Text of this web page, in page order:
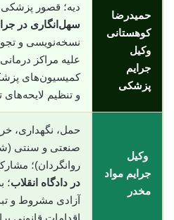
حمیدرضا
کوهستانی
وکیل
جرایم
پزشکی
دیه؛ قصور
سهل‌انگاری در
نسخه‌نویسی و
علیه مراکز
کمیسیون‌های
و تنظیم
وکیل
جرایم مواد
مخدر
حمل، نگهداری،
صنعتی و سنتی
روانگردان)؛
در دادگاه انقلاب؛
آزادی مشروط و